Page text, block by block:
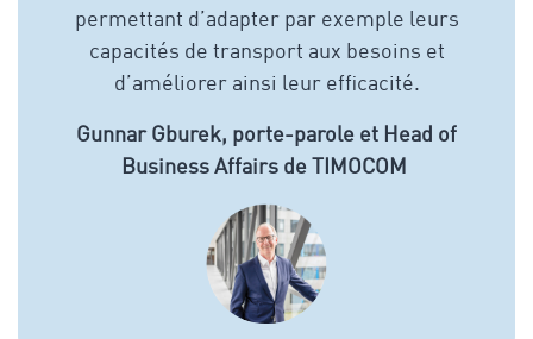
permettant d’adapter par exemple leurs
capacités de transport aux besoins et
d’améliorer ainsi leur efficacité.
Gunnar Gburek, porte-parole et Head of
Business Affairs de TIMOCOM